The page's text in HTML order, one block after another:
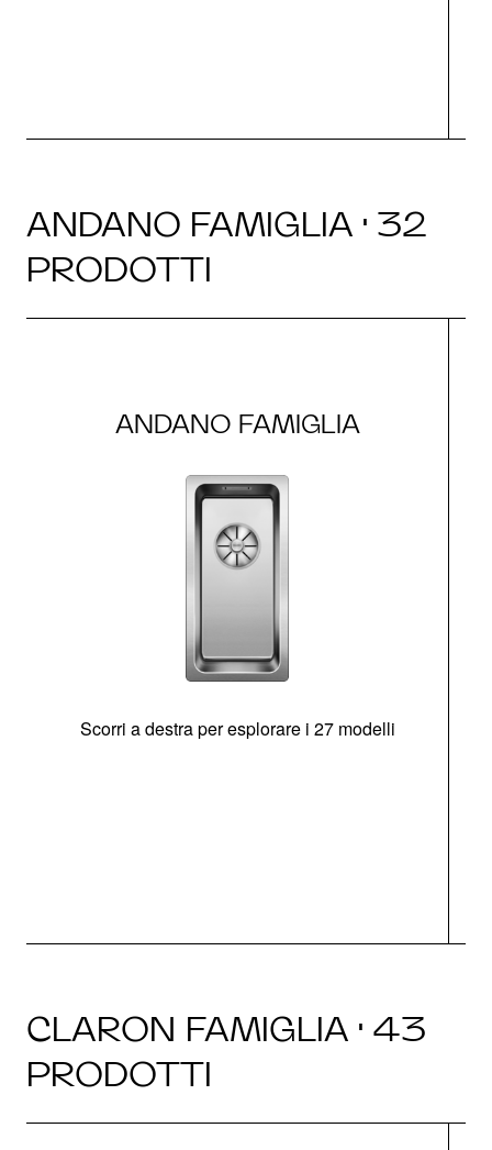
ANDANO FAMIGLIA · 32
PRODOTTI
ANDANO FAMIGLIA
Scorri a destra per esplorare i 27 modelli
CLARON FAMIGLIA · 43
PRODOTTI